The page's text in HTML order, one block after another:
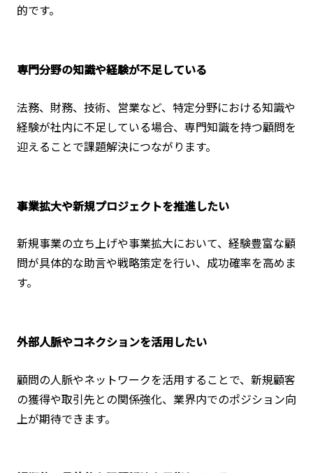
的です。
専門分野の知識や経験が不足している
法務、財務、技術、営業など、特定分野における知識や
経験が社内に不足している場合、専門知識を持つ顧問を
迎えることで課題解決につながります。
事業拡大や新規プロジェクトを推進したい
新規事業の立ち上げや事業拡大において、経験豊富な顧
問が具体的な助言や戦略策定を行い、成功確率を高めま
す。
外部人脈やコネクションを活用したい
顧問の人脈やネットワークを活用することで、新規顧客
の獲得や取引先との関係強化、業界内でのポジション向
上が期待できます。